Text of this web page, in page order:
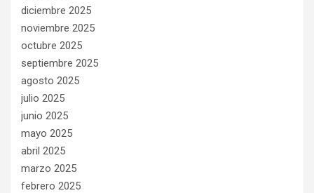
diciembre 2025
noviembre 2025
octubre 2025
septiembre 2025
agosto 2025
julio 2025
junio 2025
mayo 2025
abril 2025
marzo 2025
febrero 2025